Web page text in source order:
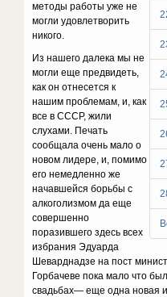
методы работы уже не
могли удовлетворить
никого.
Из нашего далека мы не
могли еще предвидеть,
как он отнесется к
нашим проблемам, и, как
все в СССР, жили
слухами. Печать
сообщала очень мало о
новом лидере, и, помимо
его немедленно же
начавшейся борьбы с
алкоголизмом да еще
совершенно
поразившего здесь всех
избрания Эдуарда
Шеварднадзе на пост
Горбачеве пока мало что
свадьбах— еще одна новая